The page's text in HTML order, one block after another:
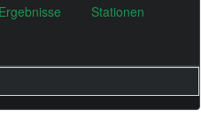
Ergebnisse Stationen